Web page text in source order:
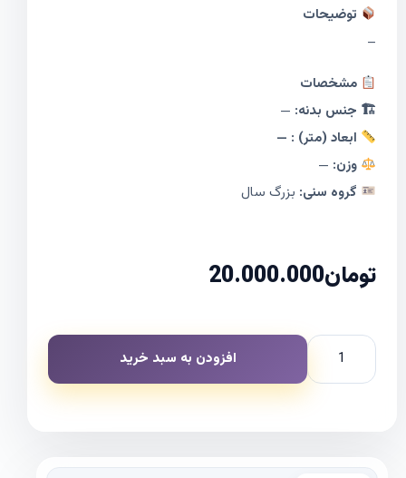
توضیحات
–
مشخصات
🏗 جنس بدنه: —
ابعاد (متر) : —
وزن: —
گروه سنی: بزرگ سال
تومان20.000.000
افزودن به سبد خرید